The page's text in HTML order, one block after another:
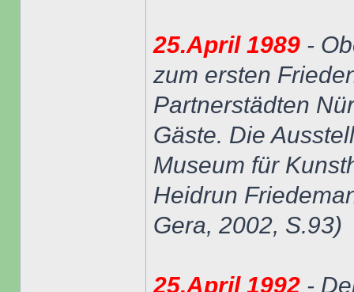
25.April 1989 -
zum ersten
Partnerstädten
Gäste. Die
Museum für
Heidrun
Gera, 2002, S.93)
25.April 1992 -